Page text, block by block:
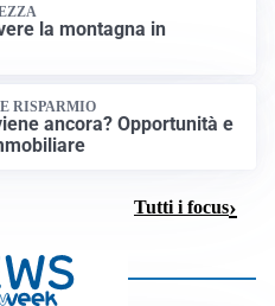
la montagna in
RISPARMIO
ancora? Opportunità e
Tutti i focus